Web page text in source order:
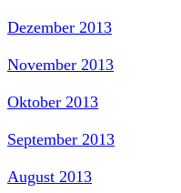
Dezember 2013
November 2013
Oktober 2013
September 2013
August 2013